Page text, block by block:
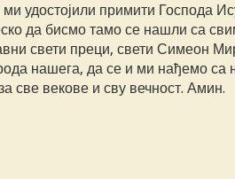
удостојили примити Господа
да бисмо тамо се нашли са
свети преци, свети Симеон
нашега, да се и ми нађемо
све векове и сву вечност. Амин.